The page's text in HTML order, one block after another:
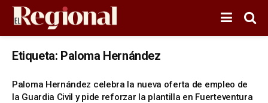
Etiqueta: Paloma Hernández
Paloma Hernández celebra la nueva oferta de empleo de
la Guardia Civil y pide reforzar la plantilla en Fuerteventura